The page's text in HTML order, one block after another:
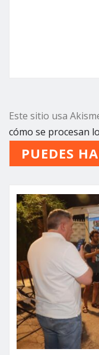
Este sitio usa
cómo se procesan
PUEDES